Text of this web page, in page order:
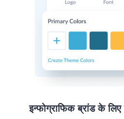
इन्फोग्राफिक ब्रांड के लिए